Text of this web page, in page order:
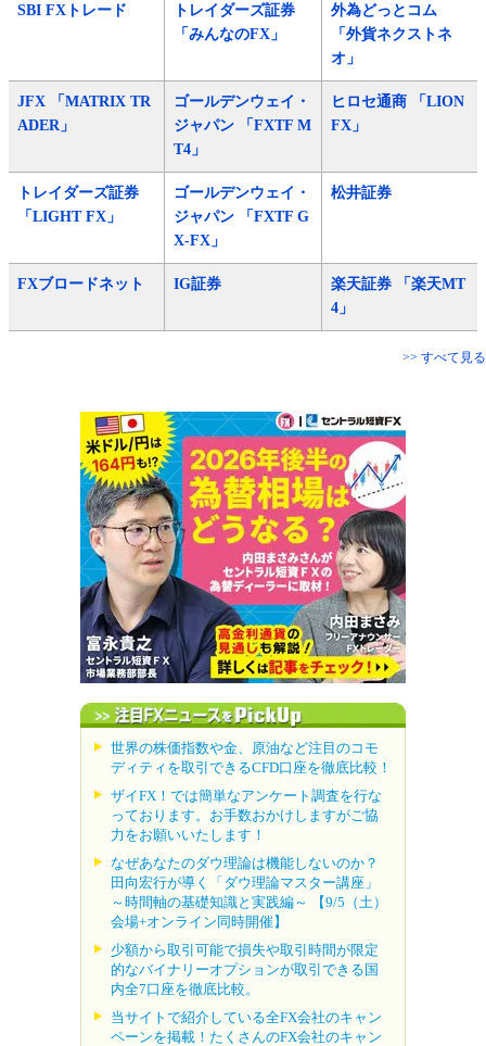
SBI FXトレード
トレイダーズ証券
「みんなのFX」
外為どっとコム
「外貨ネクストネ
オ」
JFX 「MATRIX TR
ADER」
ゴールデンウェイ・
ジャパン 「FXTF M
T4」
ヒロセ通商 「LION
FX」
トレイダーズ証券
「LIGHT FX」
ゴールデンウェイ・
ジャパン 「FXTF G
X-FX」
松井証券
FXブロードネット IG証券
楽天証券 「楽天MT
4」
>> すべて見る
世界の株価指数や金、原油など注目のコモ
ディティを取引できるCFD口座を徹底比較！
ザイFX！では簡単なアンケート調査を行な
っております。お手数おかけしますがご協
力をお願いいたします！
なぜあなたのダウ理論は機能しないのか？
田向宏行が導く「ダウ理論マスター講座」
～時間軸の基礎知識と実践編～ 【9/5（土）
会場+オンライン同時開催】
少額から取引可能で損失や取引時間が限定
的なバイナリーオプションが取引できる国
内全7口座を徹底比較。
当サイトで紹介している全FX会社のキャン
ペーンを掲載！たくさんのFX会社のキャン